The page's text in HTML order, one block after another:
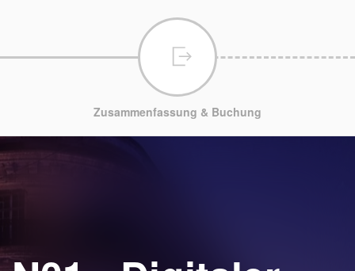
Zusammenfassung & Buchung